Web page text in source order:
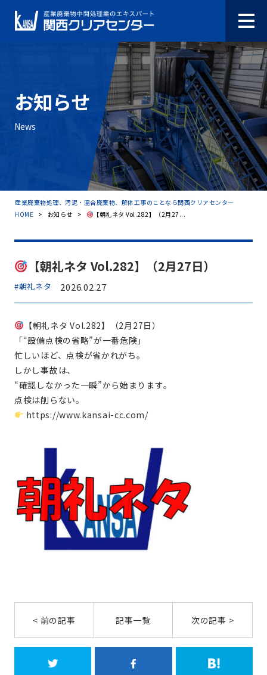
お知らせ
News
産業廃棄物処理、汚泥・混合廃棄物、解体工事のことなら関西クリアセンター
HOME > お知らせ > 【朝礼ネタ Vol.282】（2月27...
【朝礼ネタ Vol.282】（2月27日）
#朝礼ネタ 2026.02.27
【朝礼ネタ Vol.282】（2月27日）
「“設備点検の省略”が一番危険」
忙しいほど、点検が省かれがち。
しかし事故は、
“確認しなかった一瞬”から始まります。
点検は削らない。
https://www.kansai-cc.com/
< 前の記事 記事一覧 次の記事 >